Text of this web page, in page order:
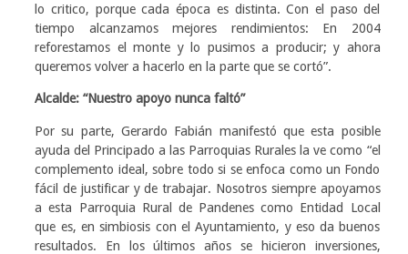
lo critico, porque cada época es distinta. Con el paso del
tiempo alcanzamos mejores rendimientos: En 2004
reforestamos el monte y lo pusimos a producir; y ahora
queremos volver a hacerlo en la parte que se cortó”.
Alcalde: “Nuestro apoyo nunca faltó”
Por su parte, Gerardo Fabián manifestó que esta posible
ayuda del Principado a las Parroquias Rurales la ve como “el
complemento ideal, sobre todo si se enfoca como un Fondo
fácil de justificar y de trabajar. Nosotros siempre apoyamos
a esta Parroquia Rural de Pandenes como Entidad Local
que es, en simbiosis con el Ayuntamiento, y eso da buenos
resultados. En los últimos años se hicieron inversiones,